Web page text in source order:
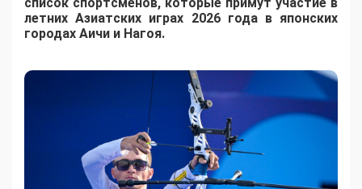
летних Азиатских играх 2026 года в японских
городах Аичи и Нагоя.